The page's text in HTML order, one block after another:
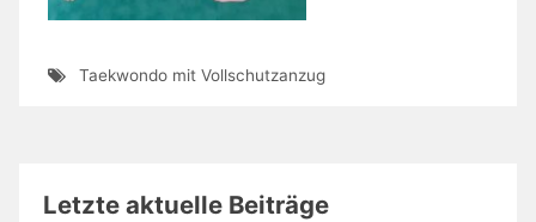
Taekwondo mit Vollschutzanzug
Letzte aktuelle Beiträge